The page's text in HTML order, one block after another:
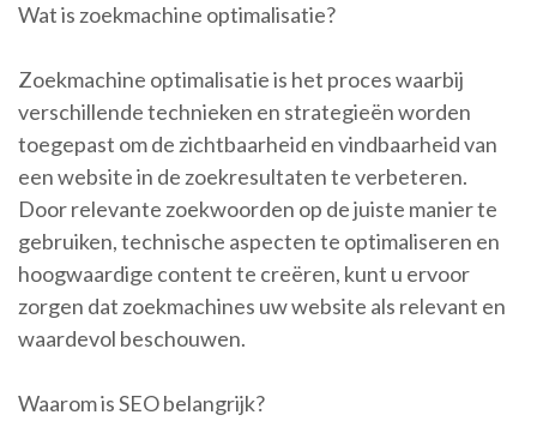
Wat is zoekmachine optimalisatie?
Zoekmachine optimalisatie is het proces waarbij
verschillende technieken en strategieën worden
toegepast om de zichtbaarheid en vindbaarheid van
een website in de zoekresultaten te verbeteren.
Door relevante zoekwoorden op de juiste manier te
gebruiken, technische aspecten te optimaliseren en
hoogwaardige content te creëren, kunt u ervoor
zorgen dat zoekmachines uw website als relevant en
waardevol beschouwen.
Waarom is SEO belangrijk?